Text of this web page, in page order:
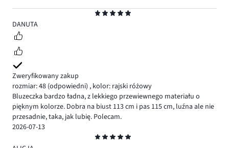
5
DANUTA
Zweryfikowany zakup
rozmiar: 48 (odpowiedni) , kolor: rajski różowy
Bluzeczka bardzo ładna, z lekkiego przewiewnego materiału o
pięknym kolorze. Dobra na biust 113 cm i pas 115 cm, luźna ale nie
przesadnie, taka, jak lubię. Polecam.
2026-07-13